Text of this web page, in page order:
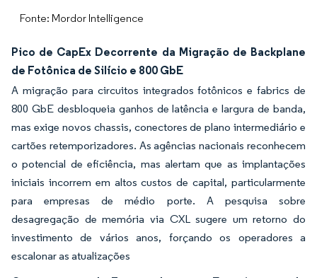
Fonte: Mordor Intelligence
Pico de CapEx Decorrente da Migração de Backplane
de Fotônica de Silício e 800 GbE
A migração para circuitos integrados fotônicos e fabrics de
800 GbE desbloqueia ganhos de latência e largura de banda,
mas exige novos chassis, conectores de plano intermediário e
cartões retemporizadores. As agências nacionais reconhecem
o potencial de eficiência, mas alertam que as implantações
iniciais incorrem em altos custos de capital, particularmente
para empresas de médio porte. A pesquisa sobre
desagregação de memória via CXL sugere um retorno do
investimento de vários anos, forçando os operadores a
escalonar as atualizações